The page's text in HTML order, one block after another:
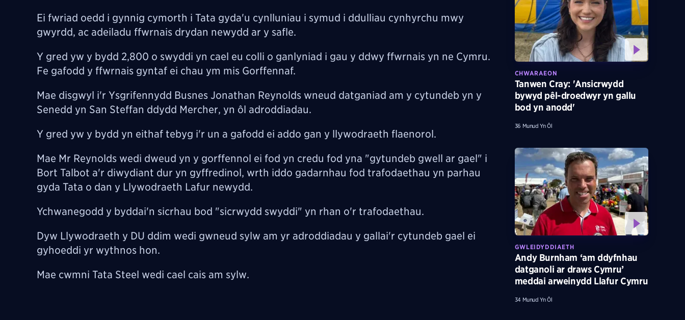
Ei fwriad oedd i gynnig cymorth i Tata gyda'u cynlluniau i symud i ddulliau cynhyrchu mwy
gwyrdd, ac adeiladu ffwrnais drydan newydd ar y safle.
Y gred yw y bydd 2,800 o swyddi yn cael eu colli o ganlyniad i gau y ddwy ffwrnais yn ne Cymru.
Fe gafodd y ffwrnais gyntaf ei chau ym mis Gorffennaf.
Mae disgwyl i'r Ysgrifennydd Busnes Jonathan Reynolds wneud datganiad am y cytundeb yn y
Senedd yn San Steffan ddydd Mercher, yn ôl adroddiadau.
Y gred yw y bydd yn eithaf tebyg i'r un a gafodd ei addo gan y llywodraeth flaenorol.
Mae Mr Reynolds wedi dweud yn y gorffennol ei fod yn credu fod yna "gytundeb gwell ar gael" i
Bort Talbot a'r diwydiant dur yn gyffredinol, wrth iddo gadarnhau fod trafodaethau yn parhau
gyda Tata o dan y Llywodraeth Lafur newydd.
Ychwanegodd y byddai'n sicrhau bod "sicrwydd swyddi" yn rhan o'r trafodaethau.
Dyw Llywodraeth y DU ddim wedi gwneud sylw am yr adroddiadau y gallai'r cytundeb gael ei
gyhoeddi yr wythnos hon.
Mae cwmni Tata Steel wedi cael cais am sylw.
CHWARAEON
Tanwen Cray: 'Ansicrwydd
bywyd pêl-droedwyr yn gallu
bod yn anodd'
36 Munud Yn Ôl
GWLEIDYDDIAETH
Andy Burnham ‘am ddyfnhau
datganoli ar draws Cymru’
meddai arweinydd Llafur Cymru
34 Munud Yn Ôl